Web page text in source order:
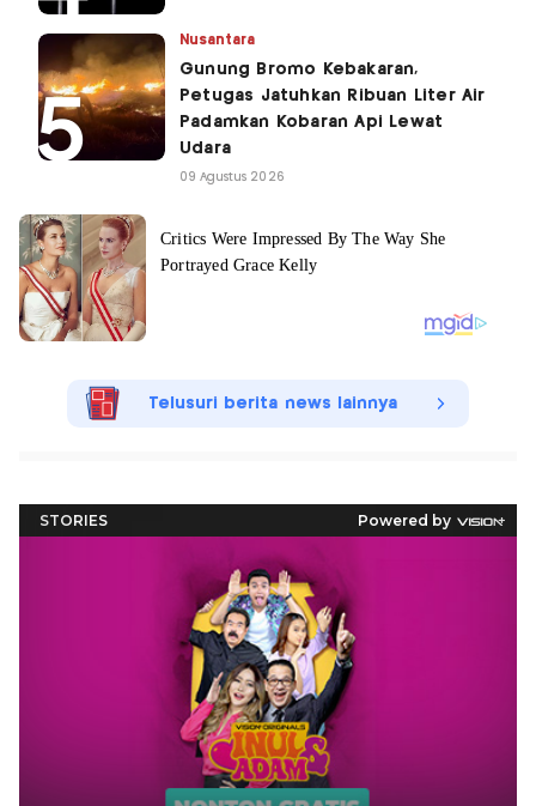
Nusantara
Gunung Bromo Kebakaran,
Petugas Jatuhkan Ribuan Liter Air
Padamkan Kobaran Api Lewat
Udara
09 Agustus 2026
Telusuri berita news lainnya